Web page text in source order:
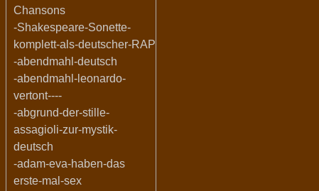
Chansons
-Shakespeare-Sonette-
komplett-als-deutscher-RAP
-abendmahl-deutsch
-abendmahl-leonardo-
vertont----
-abgrund-der-stille-
assagioli-zur-mystik-
deutsch
-adam-eva-haben-das
erste-mal-sex